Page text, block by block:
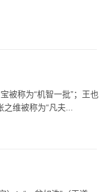
被称为“机智一批”；王也
维被称为“凡夫...